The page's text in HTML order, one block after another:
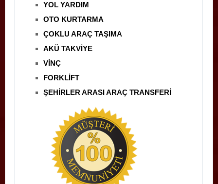
YOL YARDIM
OTO KURTARMA
ÇOKLU ARAÇ TAŞIMA
AKÜ TAKVİYE
VİNÇ
FORKLİFT
ŞEHİRLER ARASI ARAÇ TRANSFERİ